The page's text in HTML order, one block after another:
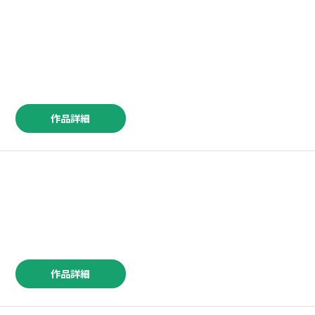
作品詳細
作品詳細